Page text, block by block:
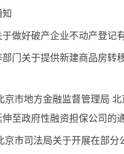
做好破产企业不动产登记
门关于提供新建商品房转
市地方金融监督管理局
至政府性融资担保公司的
京市司法局关于开展在部分